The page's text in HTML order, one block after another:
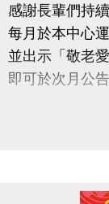
感謝長輩們持
每月於本中心
並出示「敬老
即可於次月公
請於115年2/5
◆ 需本人親自